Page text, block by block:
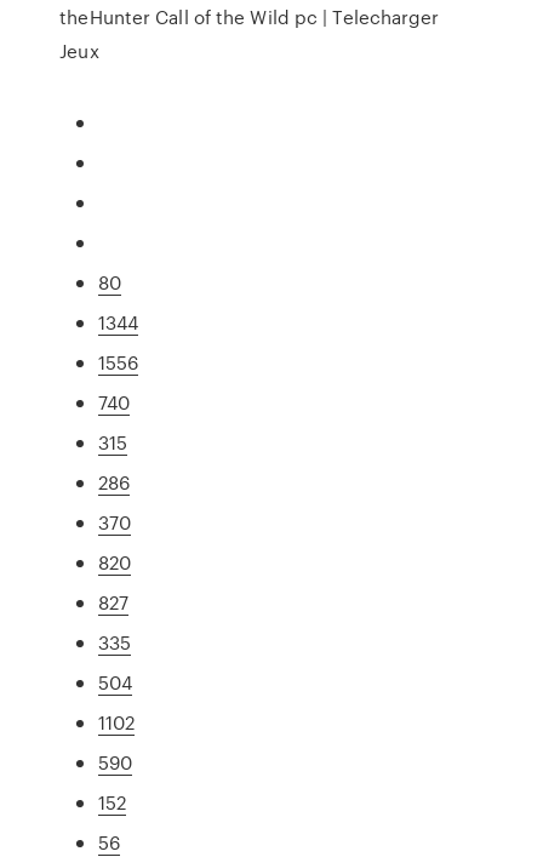
theHunter Call of the Wild pc | Telecharger
Jeux
80
1344
1556
740
315
286
370
820
827
335
504
1102
590
152
56